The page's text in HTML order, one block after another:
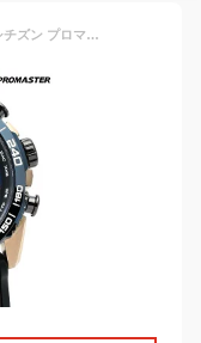
【イメージ違いも90日間は返品OK！】シチズン プロマスター PROMASTER LANDシリーズ エコ・ドライブ電波時計 ダイレクトフライ Cal.E660 CB5039-11L メンズ